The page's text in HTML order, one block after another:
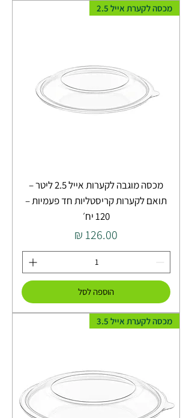
מכסה לקערת אייל 2.5
מכסה מוגבה לקערות אייל 2.5 ליטר –
תואם לקערות קריסטליות חד פעמיות –
120 יח׳
מחיר
הוספה לסל
מכסה לקערת אייל 3.5